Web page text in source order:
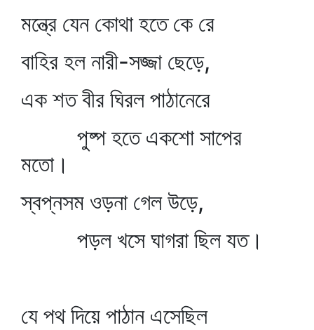
মন্ত্রে যেন কোথা হতে কে রে
বাহির হল নারী-সজ্জা ছেড়ে,
এক শত বীর ঘিরল পাঠানেরে
পুষ্প হতে একশো সাপের
মতো।
স্বপ্নসম ওড়না গেল উড়ে,
পড়ল খসে ঘাগরা ছিল যত।
যে পথ দিয়ে পাঠান এসেছিল